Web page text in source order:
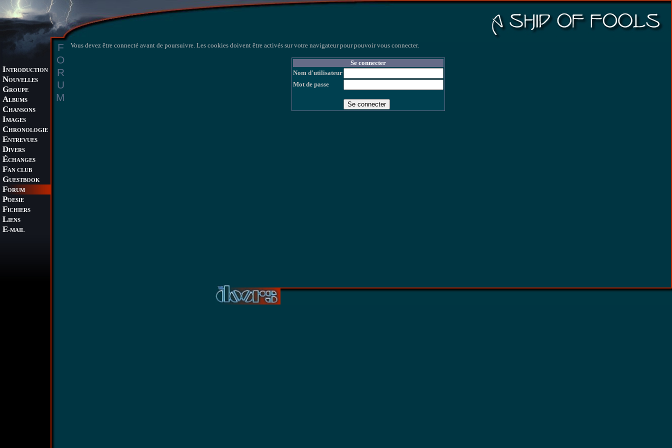
INTRODUCTION
NOUVELLES
GROUPE
ALBUMS
CHANSONS
IMAGES
CHRONOLOGIE
ENTREVUES
DIVERS
ÉCHANGES
FAN CLUB
GUESTBOOK
FORUM
POESIE
FICHIERS
LIENS
E-MAIL
F
O
R
U
M
Vous devez être connecté avant de poursuivre. Les cookies doivent être activés sur votre navigateur pour pouvoir vous connecter.
Se connecter
Nom d'utilisateur
Mot de passe